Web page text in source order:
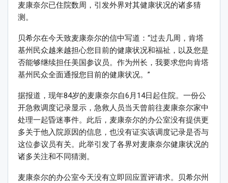
麦康奈尔已住院数周，引发外界对其健康状况的诸多猜
测。
贝希尔在今天致麦康奈尔的信中写道：“过去几周，肯塔
基州民众越来越担心您目前的健康状况和福祉，以及您是
否能够继续担任美国参议员。作为州长，我要求您向肯塔
基州民众全面通报您目前的健康状况。”
据报道，现年84岁的麦康奈尔自6月14日起住院。一份公
开急救调度记录显示，急救人员当天曾前往麦康奈尔家中
处理一起昏迷事件。此后，麦康奈尔的办公室没有提供更
多关于他入院原因的信息，也没有证实该调度记录是否与
这位参议员有关。此举引发了各界对麦康奈尔健康状况的
诸多关注和不同猜测。
麦康奈尔的办公室今天没有立即回应置评请求。贝希尔州